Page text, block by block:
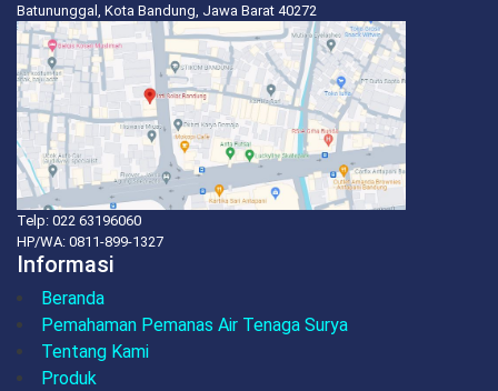
Batununggal, Kota Bandung, Jawa Barat 40272
Telp: 022 63196060
HP/WA: 0811-899-1327
Informasi
Beranda
Pemahaman Pemanas Air Tenaga Surya
Tentang Kami
Produk